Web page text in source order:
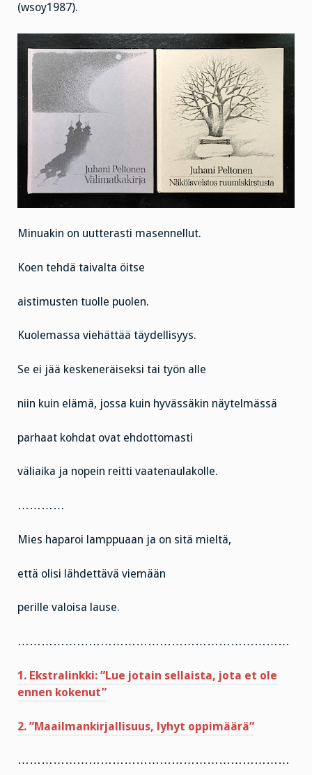
(wsoy1987).
Minuakin on uutterasti masennellut.
Koen tehdä taivalta öitse
aistimusten tuolle puolen.
Kuolemassa viehättää täydellisyys.
Se ei jää keskeneräiseksi tai työn alle
niin kuin elämä, jossa kuin hyvässäkin näytelmässä
parhaat kohdat ovat ehdottomasti
väliaika ja nopein reitti vaatenaulakolle.
…………
Mies haparoi lamppuaan ja on sitä mieltä,
että olisi lähdettävä viemään
perille valoisa lause.
……………………………………………………………
1. Ekstralinkki: ”Lue jotain sellaista, jota et ole
ennen kokenut”
2. ”Maailmankirjallisuus, lyhyt oppimäärä”
……………………………………………………………